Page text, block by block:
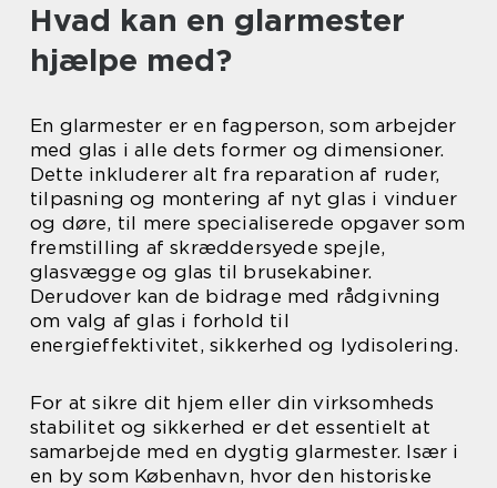
Hvad kan en glarmester
hjælpe med?
En glarmester er en fagperson, som arbejder
med glas i alle dets former og dimensioner.
Dette inkluderer alt fra reparation af ruder,
tilpasning og montering af nyt glas i vinduer
og døre, til mere specialiserede opgaver som
fremstilling af skræddersyede spejle,
glasvægge og glas til brusekabiner.
Derudover kan de bidrage med rådgivning
om valg af glas i forhold til
energieffektivitet, sikkerhed og lydisolering.
For at sikre dit hjem eller din virksomheds
stabilitet og sikkerhed er det essentielt at
samarbejde med en dygtig glarmester. Især i
en by som København, hvor den historiske